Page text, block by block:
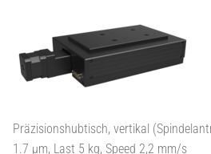
Präzisionshubtisch, vertikal
1.7 µm, Last 5 kg, Speed 2,2 mm/s